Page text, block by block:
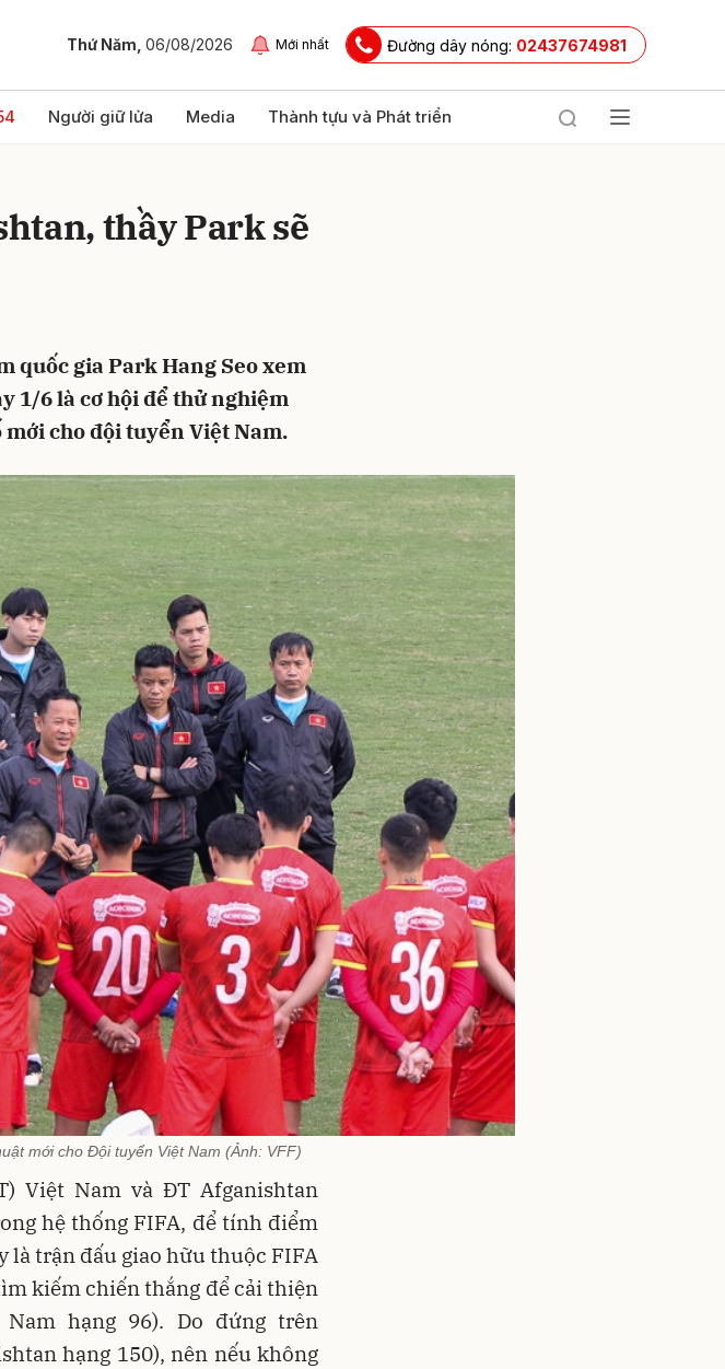
Thứ Năm, 06/08/2026 Mới nhất Đường dây nóng: 02437674981
Người giữ lửa Media Thành tựu và Phát triển
thầy Park sẽ
quốc gia Park Hang Seo xem
1/6 là cơ hội để thử nghiệm
cho đội tuyển Việt Nam.
mới cho Đội tuyển Việt Nam (Ảnh: VFF)
Việt Nam và ĐT Afganishtan
hệ thống FIFA, để tính điểm
là trận đấu giao hữu thuộc FIFA
kiếm chiến thắng để cải thiện
hạng 96). Do đứng trên
hạng 150), nên nếu không
Hủy Gửi